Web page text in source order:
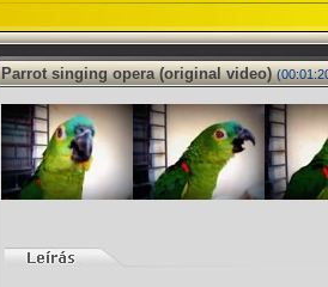
Parrot singing opera (original video)